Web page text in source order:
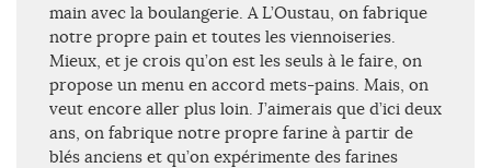
main avec la boulangerie. A L’Oustau, on fabrique
notre propre pain et toutes les viennoiseries.
Mieux, et je crois qu’on est les seuls à le faire, on
propose un menu en accord mets-pains. Mais, on
veut encore aller plus loin. J’aimerais que d’ici deux
ans, on fabrique notre propre farine à partir de
blés anciens et qu’on expérimente des farines